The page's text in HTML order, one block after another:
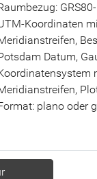
Koordinaten
Datum,
plano oder